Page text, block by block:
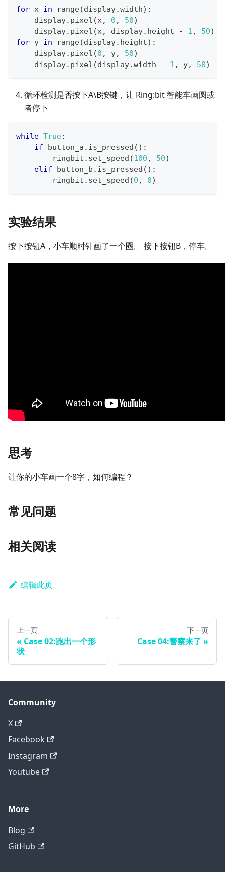
for x in range(display.width) :
    display
. pixel (x , 0 , 50)
    display
. pixel (x , display. height - 1 , 50)
for y in range(display. height) :
    display
. pixel (0 , y, 50)
    display
. pixel (display.width - 1 , y, 50)
循环检测是否按下A\B按键，让 Ring:bit 智能车画圆或
者停下
while True:
if button_a . is_pressed ( ) :
        ringbit
. set_speed (100 , 50)
elif button_b . is_pressed ( ) :
        ringbit
. set_speed (0 , 0)
实验结果
按下按钮A，小车顺时针画了一个圈。 按下按钮B，停车。
思考
让你的小车画一个8字，如何编程？
常见问题
相关阅读
编辑此页
上一页
Case 02:跑出一个形
状
下一页
Case 04:警察来了
Community
X
Facebook
Instagram
Youtube
More
Blog
GitHub